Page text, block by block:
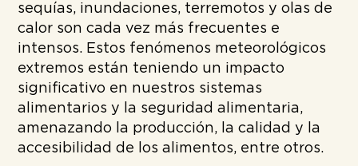
sequías, inundaciones, terremotos y olas de
calor son cada vez más frecuentes e
intensos. Estos fenómenos meteorológicos
extremos están teniendo un impacto
significativo en nuestros sistemas
alimentarios y la seguridad alimentaria,
amenazando la producción, la calidad y la
accesibilidad de los alimentos, entre otros.